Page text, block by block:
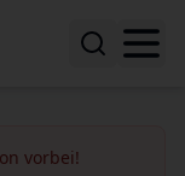
vorbei!